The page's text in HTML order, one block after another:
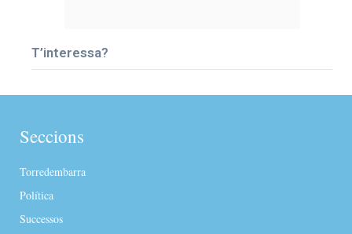
T’interessa?
Seccions
Torredembarra
Política
Successos